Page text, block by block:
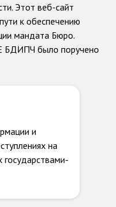
Этот веб-сайт
к обеспечению
мандата Бюро.
БДИПЧ было поручено
и
на
государствами-